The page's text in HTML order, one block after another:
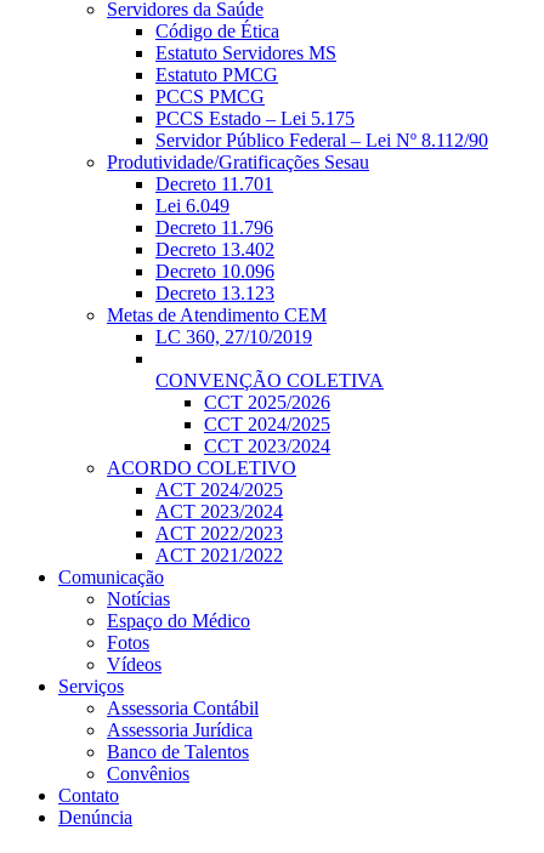
Servidores da Saúde
Código de Ética
Estatuto Servidores MS
Estatuto PMCG
PCCS PMCG
PCCS Estado – Lei 5.175
Servidor Público Federal – Lei Nº 8.112/90
Produtividade/Gratificações Sesau
Decreto 11.701
Lei 6.049
Decreto 11.796
Decreto 13.402
Decreto 10.096
Decreto 13.123
Metas de Atendimento CEM
LC 360, 27/10/2019
CONVENÇÃO COLETIVA
CCT 2025/2026
CCT 2024/2025
CCT 2023/2024
ACORDO COLETIVO
ACT 2024/2025
ACT 2023/2024
ACT 2022/2023
ACT 2021/2022
Comunicação
Notícias
Espaço do Médico
Fotos
Vídeos
Serviços
Assessoria Contábil
Assessoria Jurídica
Banco de Talentos
Convênios
Contato
Denúncia